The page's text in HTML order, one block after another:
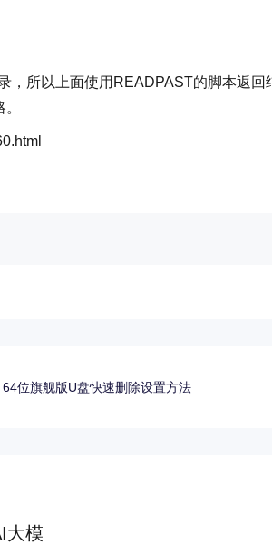
，所以上面使用READPAST的脚本返回
位旗舰版U盘快速删除设置方法
大模